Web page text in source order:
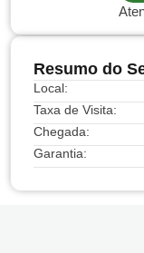
Resumo do
Local:
Taxa de Visita:
Chegada:
Garantia: